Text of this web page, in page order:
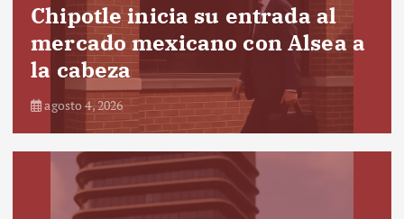
Chipotle inicia su entrada al
mercado mexicano con Alsea a
la cabeza
agosto 4, 2026